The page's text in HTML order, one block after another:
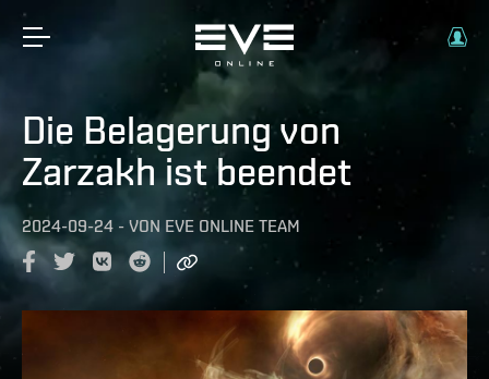
Die Belagerung von
Zarzakh ist beendet
2024-09-24 - VON EVE ONLINE TEAM